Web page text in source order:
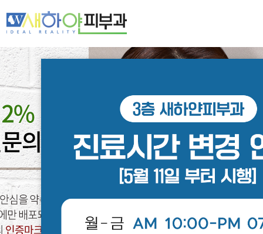
새하얀 네트워크
기미·색소·홍조
주름·탄력
제모·모발
피부클리닉
레이저클리닉